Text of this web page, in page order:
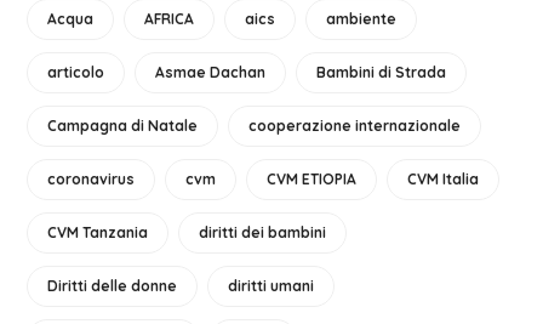
Acqua AFRICA aics ambiente
articolo Asmae Dachan Bambini di Strada
Campagna di Natale cooperazione internazionale
coronavirus cvm CVM ETIOPIA CVM Italia
CVM Tanzania diritti dei bambini
Diritti delle donne diritti umani